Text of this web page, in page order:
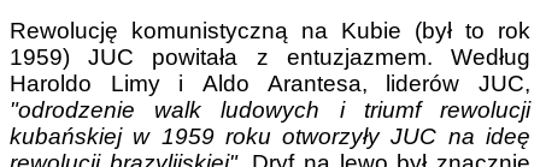
Rewolucję komunistyczną na Kubie (był to rok
1959) JUC powitała z entuzjazmem. Według
Haroldo Limy i Aldo Arantesa, liderów JUC,
"odrodzenie walk ludowych i triumf rewolucji
kubańskiej w 1959 roku otworzyły JUC na ideę